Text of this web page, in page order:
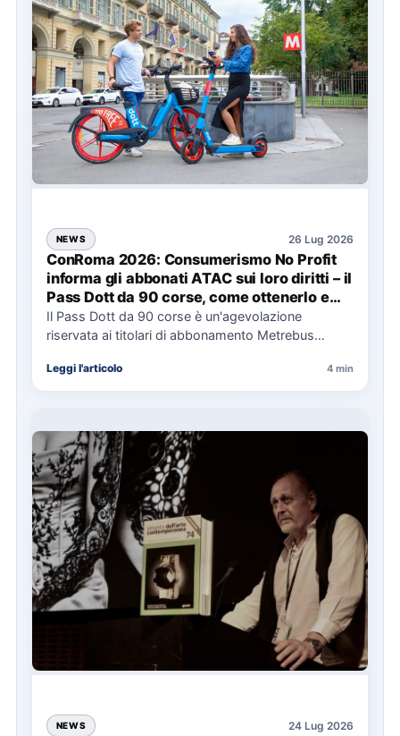
NEWS 26 Lug 2026
ConRoma 2026: Consumerismo No Profit
informa gli abbonati ATAC sui loro diritti – il
Pass Dott da 90 corse, come ottenerlo e
cosa spetta in caso di disservizi
Il Pass Dott da 90 corse è un'agevolazione
riservata ai titolari di abbonamento Metrebus
Leggi l'articolo 4 min
NEWS 24 Lug 2026